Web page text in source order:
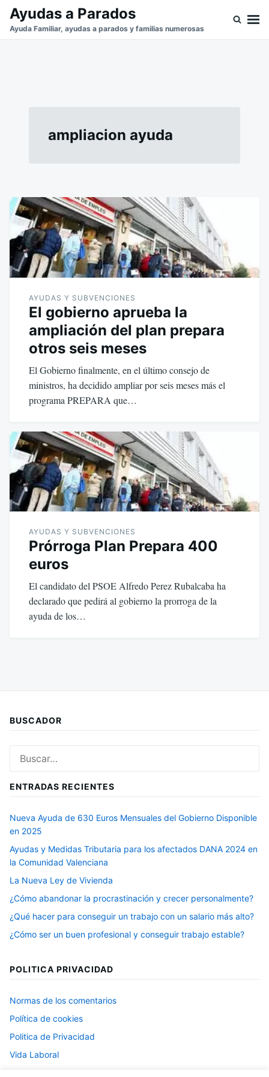
SaltarBuscar:
Ayudas a Parados
Ayuda Familiar, ayudas a parados y familias numerosas
ampliacion ayuda
AYUDAS Y SUBVENCIONES
El gobierno aprueba la
ampliación del plan prepara
otros seis meses
El Gobierno finalmente, en el último consejo de
ministros, ha decidido ampliar por seis meses más el
programa PREPARA que…
AYUDAS Y SUBVENCIONES
Prórroga Plan Prepara 400
euros
El candidato del PSOE Alfredo Perez Rubalcaba ha
declarado que pedirá al gobierno la prorroga de la
ayuda de los…
BUSCADOR
ENTRADAS RECIENTES
Nueva Ayuda de 630 Euros Mensuales del Gobierno Disponible
en 2025
Ayudas y Medidas Tributaria para los afectados DANA 2024 en
la Comunidad Valenciana
La Nueva Ley de Vivienda
¿Cómo abandonar la procrastinación y crecer personalmente?
¿Qué hacer para conseguir un trabajo con un salario más alto?
¿Cómo ser un buen profesional y conseguir trabajo estable?
POLITICA PRIVACIDAD
Normas de los comentarios
Política de cookies
Politica de Privacidad
Vida Laboral